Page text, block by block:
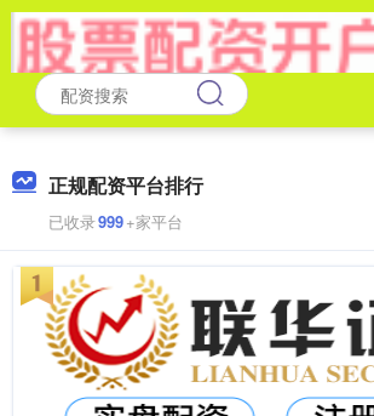
正规配资平台排行
已收录999+家平台